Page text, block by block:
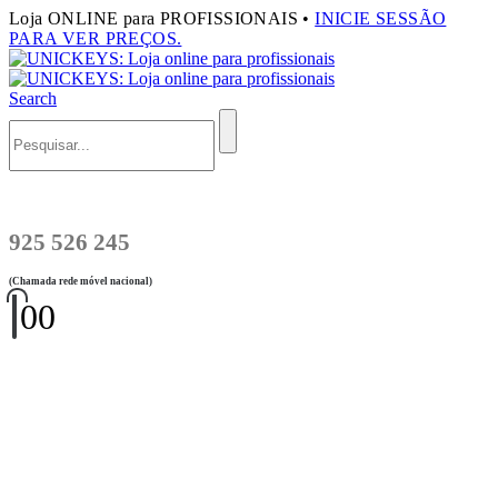
Loja ONLINE para PROFISSIONAIS •INICIE SESSÃO
PARA VER PREÇOS.
Search
925 526 245
(Chamada rede móvel nacional)
00